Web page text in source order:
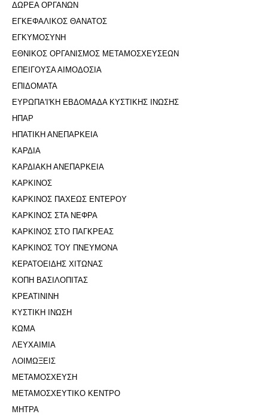
ΔΩΡΕΑ ΟΡΓΑΝΩΝ
ΕΓΚΕΦΑΛΙΚΟΣ ΘΑΝΑΤΟΣ
ΕΓΚΥΜΟΣΥΝΗ
ΕΘΝΙΚΟΣ ΟΡΓΑΝΙΣΜΟΣ ΜΕΤΑΜΟΣΧΕΥΣΕΩΝ
ΕΠΕΙΓΟΥΣΑ ΑΙΜΟΔΟΣΙΑ
ΕΠΙΔΟΜΑΤΑ
ΕΥΡΩΠΑ'Ι'ΚΗ ΕΒΔΟΜΑΔΑ ΚΥΣΤΙΚΗΣ ΙΝΩΣΗΣ
ΗΠΑΡ
ΗΠΑΤΙΚΗ ΑΝΕΠΑΡΚΕΙΑ
ΚΑΡΔΙΑ
ΚΑΡΔΙΑΚΗ ΑΝΕΠΑΡΚΕΙΑ
ΚΑΡΚΙΝΟΣ
ΚΑΡΚΙΝΟΣ ΠΑΧΕΩΣ ΕΝΤΕΡΟΥ
ΚΑΡΚΙΝΟΣ ΣΤΑ ΝΕΦΡΑ
ΚΑΡΚΙΝΟΣ ΣΤΟ ΠΑΓΚΡΕΑΣ
ΚΑΡΚΙΝΟΣ ΤΟΥ ΠΝΕΥΜΟΝΑ
ΚΕΡΑΤΟΕΙΔΗΣ ΧΙΤΩΝΑΣ
ΚΟΠΗ ΒΑΣΙΛΟΠΙΤΑΣ
ΚΡΕΑΤΙΝΙΝΗ
ΚΥΣΤΙΚΗ ΙΝΩΣΗ
ΚΩΜΑ
ΛΕΥΧΑΙΜΙΑ
ΛΟΙΜΩΞΕΙΣ
ΜΕΤΑΜΟΣΧΕΥΣΗ
ΜΕΤΑΜΟΣΧΕΥΤΙΚΟ ΚΕΝΤΡΟ
ΜΗΤΡΑ